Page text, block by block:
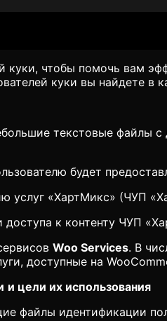
чтобы помочь вам
куки вы найдете в
текстовые файлы
будет
услуг «ХартМикс» (ЧУП
доступа к контенту ЧУП
Woo Services. В
доступные на
и цели их использования
файлы идентификации